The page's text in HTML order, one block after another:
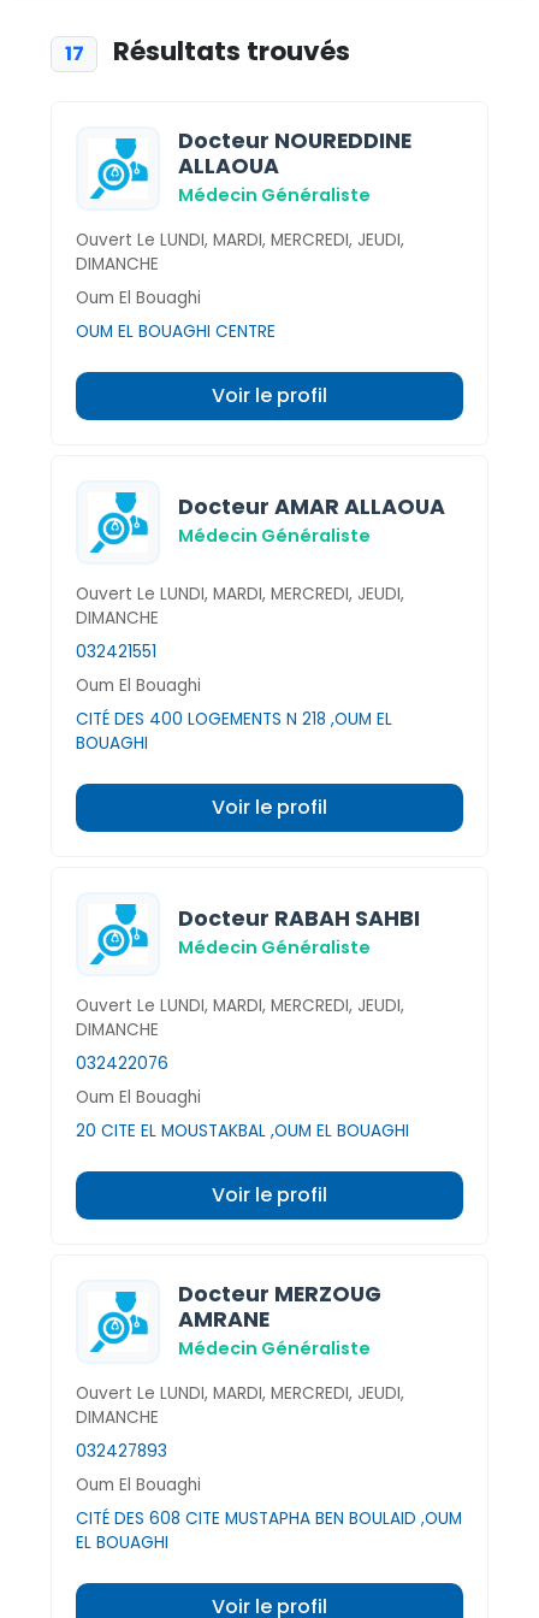
17 Résultats trouvés
Docteur NOUREDDINE
ALLAOUA
Médecin Généraliste
Ouvert Le LUNDI, MARDI, MERCREDI, JEUDI,
DIMANCHE
Oum El Bouaghi
OUM EL BOUAGHI CENTRE
Voir le profil
Docteur AMAR ALLAOUA
Médecin Généraliste
Ouvert Le LUNDI, MARDI, MERCREDI, JEUDI,
DIMANCHE
032421551
Oum El Bouaghi
CITÉ DES 400 LOGEMENTS N 218 ,OUM EL
BOUAGHI
Voir le profil
Docteur RABAH SAHBI
Médecin Généraliste
Ouvert Le LUNDI, MARDI, MERCREDI, JEUDI,
DIMANCHE
032422076
Oum El Bouaghi
20 CITE EL MOUSTAKBAL ,OUM EL BOUAGHI
Voir le profil
Docteur MERZOUG
AMRANE
Médecin Généraliste
Ouvert Le LUNDI, MARDI, MERCREDI, JEUDI,
DIMANCHE
032427893
Oum El Bouaghi
CITÉ DES 608 CITE MUSTAPHA BEN BOULAID ,OUM
EL BOUAGHI
Voir le profil